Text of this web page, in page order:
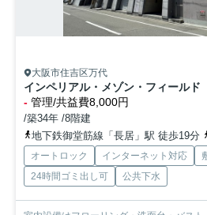
大阪市住吉区万代
インペリアル・メゾン・フィールド
- 管理/共益費8,000円
/築34年 /8階建
地下鉄御堂筋線「長居」駅 徒歩19分
オートロック インターネット対応
24時間ゴミ出し可
公共下水